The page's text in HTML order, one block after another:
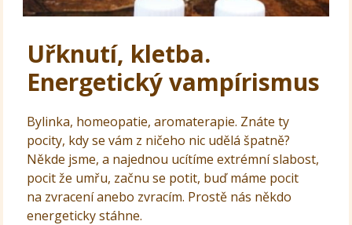
Uřknutí, kletba.
Energetický vampírismus
Bylinka, homeopatie, aromaterapie. Znáte ty
pocity, kdy se vám z ničeho nic udělá špatně?
Někde jsme, a najednou ucítíme extrémní slabost,
pocit že umřu, začnu se potit, buď máme pocit
na zvracení anebo zvracím. Prostě nás někdo
energeticky stáhne.